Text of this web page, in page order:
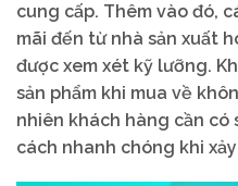
cung cấp. Thêm vào đó,
mãi đến từ nhà sản xuất
được xem xét kỹ lưỡng.
sản phẩm khi mua về
nhiên khách hàng cần có
cách nhanh chóng khi